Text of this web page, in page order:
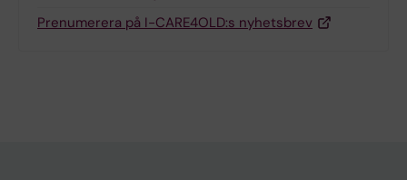
Prenumerera på I-CARE4OLD:s nyhetsbrev